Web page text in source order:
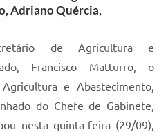
Adriano Quércia,
de Agricultura e
Francisco Matturro, o
e Abastecimento,
do Chefe de Gabinete,
nesta quinta-feira (29/09),